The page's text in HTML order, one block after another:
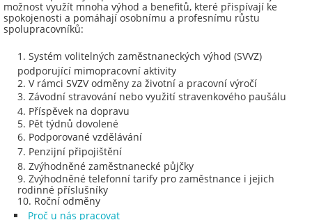
možnost využít mnoha výhod a benefitů, které přispívají ke
spokojenosti a pomáhají osobnímu a profesnímu růstu
spolupracovníků:
Systém volitelných zaměstnaneckých výhod (SVVZ)
podporující mimopracovní aktivity
V rámci SVZV odměny za životní a pracovní výročí
Závodní stravování nebo využití stravenkového paušálu
Příspěvek na dopravu
Pět týdnů dovolené
Podporované vzdělávání
Penzijní připojištění
Zvýhodněné zaměstnanecké půjčky
Zvýhodněné telefonní tarify pro zaměstnance i jejich
rodinné příslušníky
Roční odměny
Proč u nás pracovat